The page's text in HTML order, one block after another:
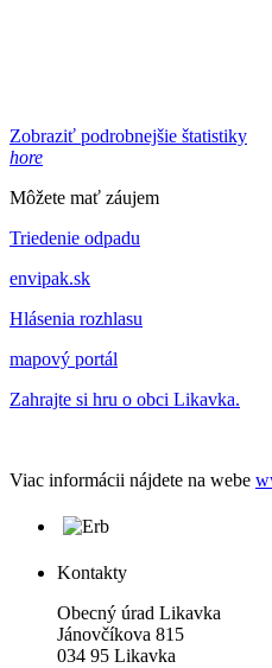
Zobraziť podrobnejšie štatistiky
hore
Môžete mať záujem
Triedenie odpadu
envipak.sk
Hlásenia rozhlasu
mapový portál
Zahrajte si hru o obci Likavka.
Viac informácii nájdete na webe
Kontakty
Obecný úrad Likavka
Jánovčíkova 815
034 95 Likavka